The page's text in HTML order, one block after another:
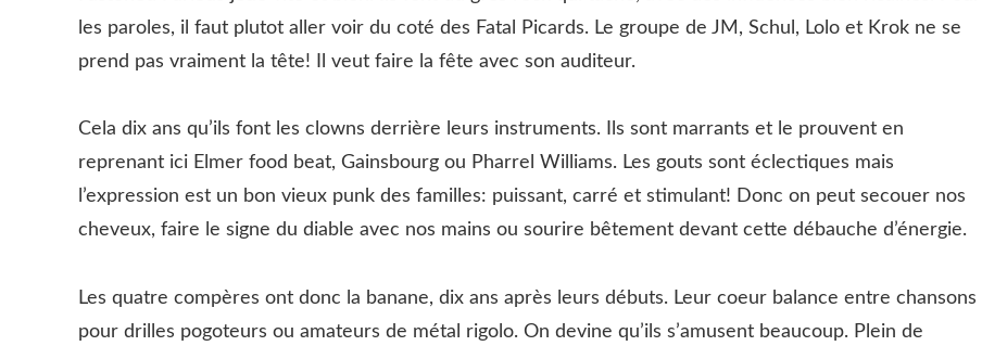
les paroles, il faut plutot aller voir du coté des Fatal Picards. Le groupe de JM, Schul, Lolo et Krok ne se
prend pas vraiment la tête! Il veut faire la fête avec son auditeur.
Cela dix ans qu’ils font les clowns derrière leurs instruments. Ils sont marrants et le prouvent en
reprenant ici Elmer food beat, Gainsbourg ou Pharrel Williams. Les gouts sont éclectiques mais
l’expression est un bon vieux punk des familles: puissant, carré et stimulant! Donc on peut secouer nos
cheveux, faire le signe du diable avec nos mains ou sourire bêtement devant cette débauche d’énergie.
Les quatre compères ont donc la banane, dix ans après leurs débuts. Leur coeur balance entre chansons
pour drilles pogoteurs ou amateurs de métal rigolo. On devine qu’ils s’amusent beaucoup. Plein de